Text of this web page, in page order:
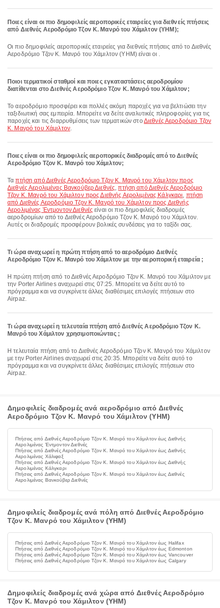
Ποιες είναι οι πιο δημοφιλείς αεροπορικές εταιρείες για διεθνείς πτήσεις
από Διεθνές Αεροδρόμιο Τζον Κ. Μανρό του Χάμιλτον (YHM);
Οι πιο δημοφιλείς αεροπορικές εταιρείες για διεθνείς πτήσεις από το Διεθνές
Αεροδρόμιο Τζον Κ. Μανρό του Χάμιλτον (YHM) είναι οι .
Ποιοι τερματικοί σταθμοί και ποιες εγκαταστάσεις αεροδρομίου
διατίθενται στο Διεθνές Αεροδρόμιο Τζον Κ. Μανρό του Χάμιλτον;
Το αεροδρόμιο προσφέρει και πολλές ακόμη παροχές για να βελτιώσει την
ταξιδιωτική σας εμπειρία. Μπορείτε να δείτε αναλυτικές πληροφορίες για τις
παροχές και τις διαρρυθμίσεις των τερματικών στοΔιεθνές Αεροδρόμιο Τζον
Κ. Μανρό του Χάμιλτον.
Ποιες είναι οι πιο δημοφιλείς αεροπορικές διαδρομές από το Διεθνές
Αεροδρόμιο Τζον Κ. Μανρό του Χάμιλτον;
Ταπτήση από Διεθνές Αεροδρόμιο Τζον Κ. Μανρό του Χάμιλτον προς
Διεθνές Αερολιμένας Βανκούβερ Διεθνές,πτήση από Διεθνές Αεροδρόμιο
Τζον Κ. Μανρό του Χάμιλτον προς Διεθνής Αερολιμένας Κάλγκαρι, πτήση
από Διεθνές Αεροδρόμιο Τζον Κ. Μανρό του Χάμιλτον προς Διεθνής
Αερολιμένας Έντμοντον Διεθνές είναι οι πιο δημοφιλείς διαδρομές
αεροδρομίων από το Διεθνές Αεροδρόμιο Τζον Κ. Μανρό του Χάμιλτον.
Αυτές οι διαδρομές προσφέρουν βολικές συνδέσεις για το ταξίδι σας.
Τι ώρα αναχωρεί η πρώτη πτήση από το αεροδρόμιο Διεθνές
Αεροδρόμιο Τζον Κ. Μανρό του Χάμιλτον με την αεροπορική εταιρεία ;
Η πρώτη πτήση από το Διεθνές Αεροδρόμιο Τζον Κ. Μανρό του Χάμιλτον με
την Porter Airlines αναχωρεί στις 07:25. Μπορείτε να δείτε αυτό το
πρόγραμμα και να συγκρίνετε άλλες διαθέσιμες επιλογές πτήσεων στο
Airpaz.
Τι ώρα αναχωρεί η τελευταία πτήση από Διεθνές Αεροδρόμιο Τζον Κ.
Μανρό του Χάμιλτον χρησιμοποιώντας ;
Η τελευταία πτήση από το Διεθνές Αεροδρόμιο Τζον Κ. Μανρό του Χάμιλτον
με την Porter Airlines αναχωρεί στις 20:35. Μπορείτε να δείτε αυτό το
πρόγραμμα και να συγκρίνετε άλλες διαθέσιμες επιλογές πτήσεων στο
Airpaz.
Δημοφιλείς διαδρομές ανά αεροδρόμιο από Διεθνές
Αεροδρόμιο Τζον Κ. Μανρό του Χάμιλτον (YHM)
Πτήσεις από Διεθνές Αεροδρόμιο Τζον Κ. Μανρό του Χάμιλτον έως Διεθνής
Αερολιμένας Έντμοντον Διεθνές
Πτήσεις από Διεθνές Αεροδρόμιο Τζον Κ. Μανρό του Χάμιλτον έως Διεθνής
Αερολιμένας Χάλιφαξ
Πτήσεις από Διεθνές Αεροδρόμιο Τζον Κ. Μανρό του Χάμιλτον έως Διεθνής
Αερολιμένας Κάλγκαρι
Πτήσεις από Διεθνές Αεροδρόμιο Τζον Κ. Μανρό του Χάμιλτον έως Διεθνές
Αερολιμένας Βανκούβερ Διεθνές
Δημοφιλείς διαδρομές ανά πόλη από Διεθνές Αεροδρόμιο
Τζον Κ. Μανρό του Χάμιλτον (YHM)
Πτήσεις από Διεθνές Αεροδρόμιο Τζον Κ. Μανρό του Χάμιλτον έως Halifax
Πτήσεις από Διεθνές Αεροδρόμιο Τζον Κ. Μανρό του Χάμιλτον έως Edmonton
Πτήσεις από Διεθνές Αεροδρόμιο Τζον Κ. Μανρό του Χάμιλτον έως Vancouver
Πτήσεις από Διεθνές Αεροδρόμιο Τζον Κ. Μανρό του Χάμιλτον έως Calgary
Δημοφιλείς διαδρομές ανά χώρα από Διεθνές Αεροδρόμιο
Τζον Κ. Μανρό του Χάμιλτον (YHM)